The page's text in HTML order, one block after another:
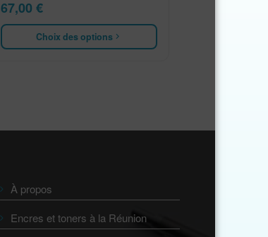
67,00 €
Choix des options
À propos
Encres et toners à la Réunion